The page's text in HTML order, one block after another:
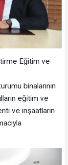
Eğitim ve
binalarının
eğitim ve
ve inşaatların